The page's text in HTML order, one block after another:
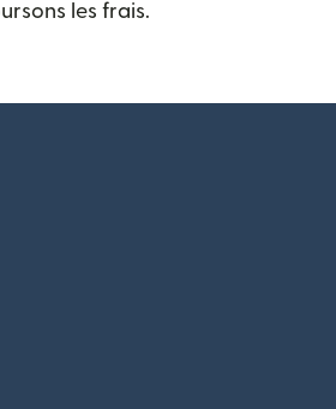
les frais.